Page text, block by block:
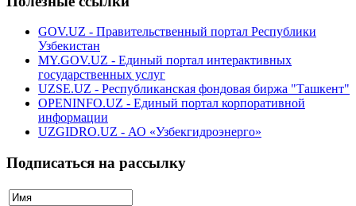
GOV.UZ - Правительственный портал Республики
Узбекистан
MY.GOV.UZ - Единый портал интерактивных
государственных услуг
UZSE.UZ - Республиканская фондовая биржа "Ташкент"
OPENINFO.UZ - Единый портал корпоративной
информации
UZGIDRO.UZ - АО «Узбекгидроэнерго»
Подписаться на рассылку